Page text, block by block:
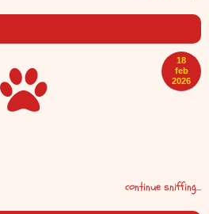
18
feb
2026
continue sniffing...